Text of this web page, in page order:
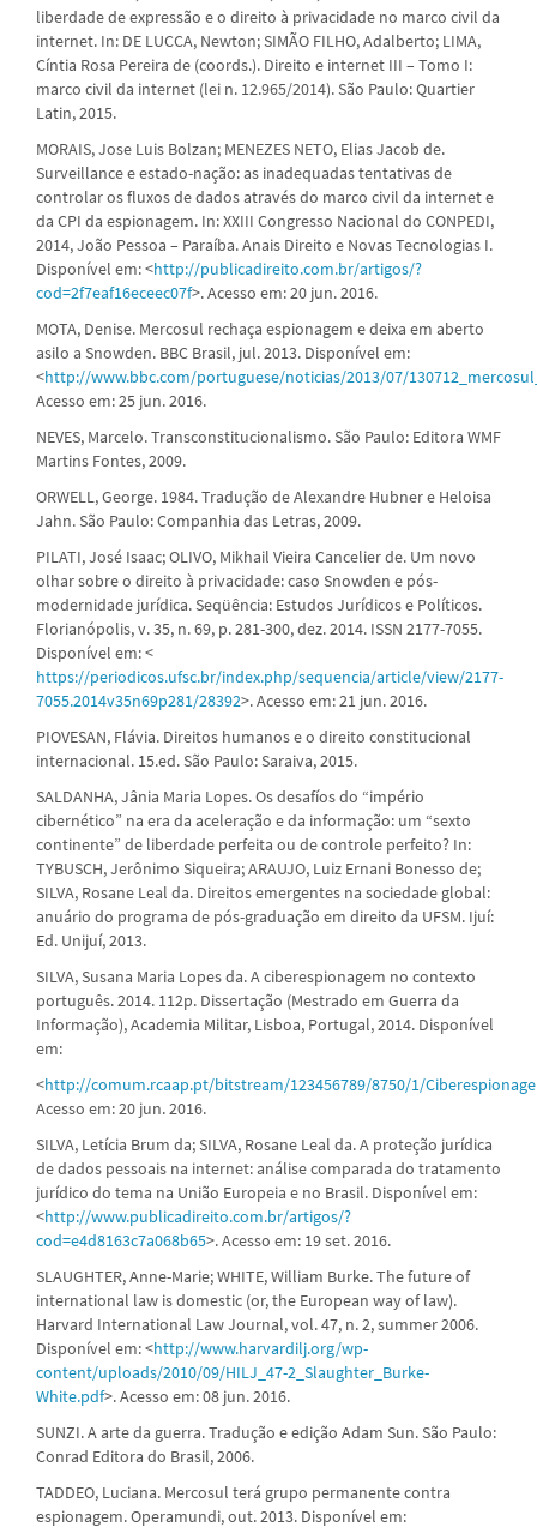
liberdade de expressão e o direito à privacidade no marco civil da
internet. In: DE LUCCA, Newton; SIMÃO FILHO, Adalberto; LIMA,
Cíntia Rosa Pereira de (coords.). Direito e internet III – Tomo I:
marco civil da internet (lei n. 12.965/2014). São Paulo: Quartier
Latin, 2015.
MORAIS, Jose Luis Bolzan; MENEZES NETO, Elias Jacob de.
Surveillance e estado-nação: as inadequadas tentativas de
controlar os fluxos de dados através do marco civil da internet e
da CPI da espionagem. In: XXIII Congresso Nacional do CONPEDI,
2014, João Pessoa – Paraíba. Anais Direito e Novas Tecnologias I.
Disponível em: <http://publicadireito.com.br/artigos/?
cod=2f7eaf16eceec07f>. Acesso em: 20 jun. 2016.
MOTA, Denise. Mercosul rechaça espionagem e deixa em aberto
asilo a Snowden. BBC Brasil, jul. 2013. Disponível em:
<http://www.bbc.com/portuguese/noticias/2013/07/
Acesso em: 25 jun. 2016.
NEVES, Marcelo. Transconstitucionalismo. São Paulo: Editora WMF
Martins Fontes, 2009.
ORWELL, George. 1984. Tradução de Alexandre Hubner e Heloisa
Jahn. São Paulo: Companhia das Letras, 2009.
PILATI, José Isaac; OLIVO, Mikhail Vieira Cancelier de. Um novo
olhar sobre o direito à privacidade: caso Snowden e pós-
modernidade jurídica. Seqüência: Estudos Jurídicos e Políticos.
Florianópolis, v. 35, n. 69, p. 281-300, dez. 2014. ISSN 2177-7055.
Disponível em: <
https://periodicos.ufsc.br/index.php/sequencia/article/view/2177-
7055.2014v35n69p281/28392>. Acesso em: 21 jun. 2016.
PIOVESAN, Flávia. Direitos humanos e o direito constitucional
internacional. 15.ed. São Paulo: Saraiva, 2015.
SALDANHA, Jânia Maria Lopes. Os desafíos do “império
cibernético” na era da aceleração e da informação: um “sexto
continente” de liberdade perfeita ou de controle perfeito? In:
TYBUSCH, Jerônimo Siqueira; ARAUJO, Luiz Ernani Bonesso de;
SILVA, Rosane Leal da. Direitos emergentes na sociedade global:
anuário do programa de pós-graduação em direito da UFSM. Ijuí:
Ed. Unijuí, 2013.
SILVA, Susana Maria Lopes da. A ciberespionagem no contexto
português. 2014. 112p. Dissertação (Mestrado em Guerra da
Informação), Academia Militar, Lisboa, Portugal, 2014. Disponível
em:
<http://comum.rcaap.pt/bitstream/123456789/8750/1/
Acesso em: 20 jun. 2016.
SILVA, Letícia Brum da; SILVA, Rosane Leal da. A proteção jurídica
de dados pessoais na internet: análise comparada do tratamento
jurídico do tema na União Europeia e no Brasil. Disponível em:
<http://www.publicadireito.com.br/artigos/?
cod=e4d8163c7a068b65>. Acesso em: 19 set. 2016.
SLAUGHTER, Anne-Marie; WHITE, William Burke. The future of
international law is domestic (or, the European way of law).
Harvard International Law Journal, vol. 47, n. 2, summer 2006.
Disponível em: <http://www.harvardilj.org/wp-
content/uploads/2010/09/HILJ_47-2_Slaughter_Burke-
White.pdf>. Acesso em: 08 jun. 2016.
SUNZI. A arte da guerra. Tradução e edição Adam Sun. São Paulo:
Conrad Editora do Brasil, 2006.
TADDEO, Luciana. Mercosul terá grupo permanente contra
espionagem. Operamundi, out. 2013. Disponível em: